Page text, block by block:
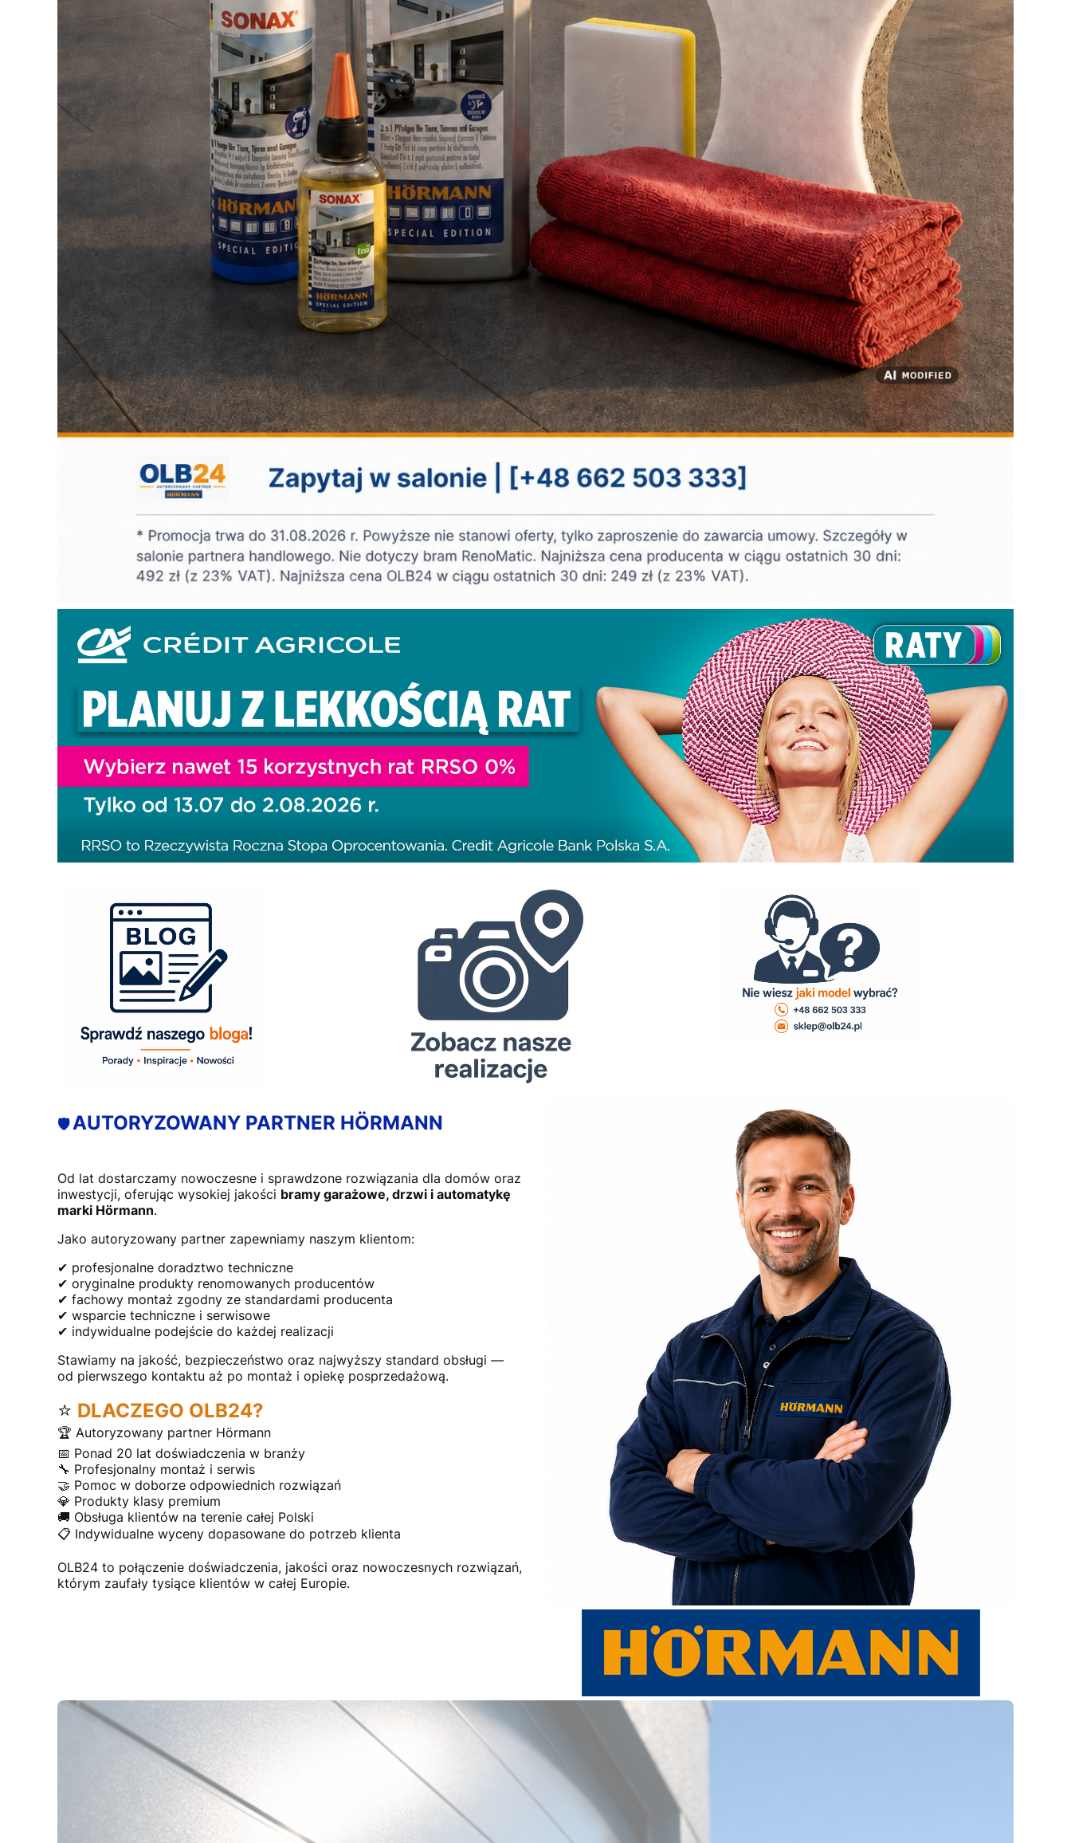
🛡️AUTORYZOWANY PARTNER HÖRMANN
Od lat dostarczamy nowoczesne i sprawdzone rozwiązania dla domów oraz
inwestycji, oferując wysokiej jakości bramy garażowe, drzwi i automatykę
marki Hörmann.
Jako autoryzowany partner zapewniamy naszym klientom:
✔ profesjonalne doradztwo techniczne
✔ oryginalne produkty renomowanych producentów
✔ fachowy montaż zgodny ze standardami producenta
✔ wsparcie techniczne i serwisowe
✔ indywidualne podejście do każdej realizacji
Stawiamy na jakość, bezpieczeństwo oraz najwyższy standard obsługi —
od pierwszego kontaktu aż po montaż i opiekę posprzedażową.
⭐ DLACZEGO OLB24?
🏆 Autoryzowany partner Hörmann
📅 Ponad 20 lat doświadczenia w branży
🔧 Profesjonalny montaż i serwis
🤝 Pomoc w doborze odpowiednich rozwiązań
💎 Produkty klasy premium
🚚 Obsługa klientów na terenie całej Polski
📋 Indywidualne wyceny dopasowane do potrzeb klienta
OLB24 to połączenie doświadczenia, jakości oraz nowoczesnych rozwiązań,
którym zaufały tysiące klientów w całej Europie.